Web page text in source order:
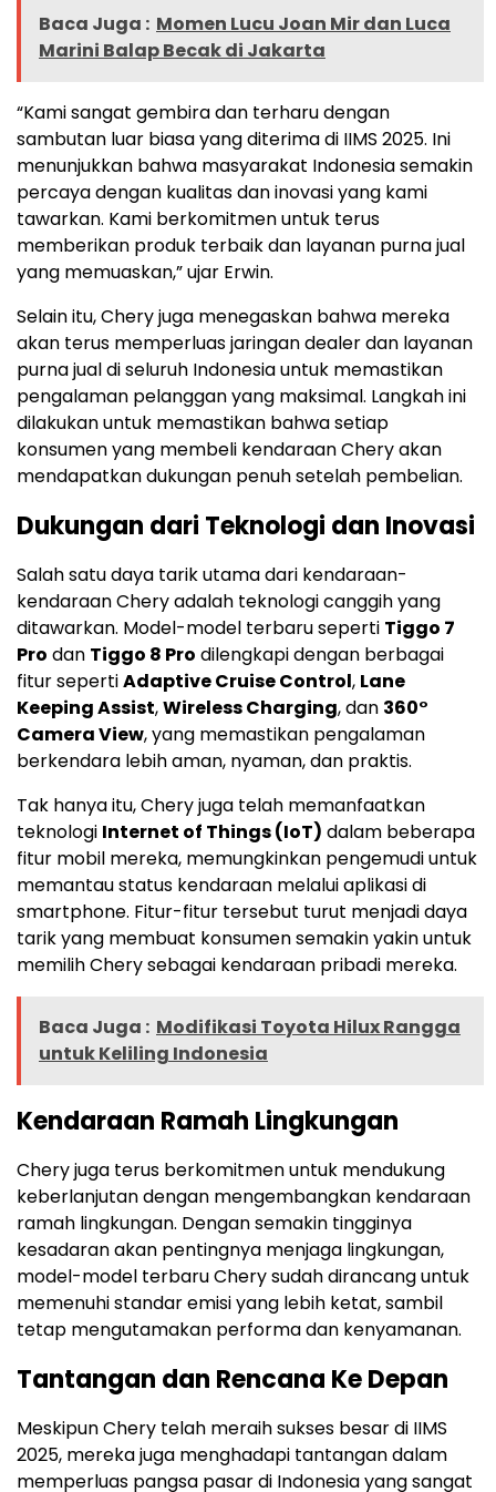
Baca Juga : Momen Lucu Joan Mir dan Luca
Marini Balap Becak di Jakarta
“Kami sangat gembira dan terharu dengan
sambutan luar biasa yang diterima di IIMS 2025. Ini
menunjukkan bahwa masyarakat Indonesia semakin
percaya dengan kualitas dan inovasi yang kami
tawarkan. Kami berkomitmen untuk terus
memberikan produk terbaik dan layanan purna jual
yang memuaskan,” ujar Erwin.
Selain itu, Chery juga menegaskan bahwa mereka
akan terus memperluas jaringan dealer dan layanan
purna jual di seluruh Indonesia untuk memastikan
pengalaman pelanggan yang maksimal. Langkah ini
dilakukan untuk memastikan bahwa setiap
konsumen yang membeli kendaraan Chery akan
mendapatkan dukungan penuh setelah pembelian.
Dukungan dari Teknologi dan Inovasi
Salah satu daya tarik utama dari kendaraan-
kendaraan Chery adalah teknologi canggih yang
ditawarkan. Model-model terbaru seperti Tiggo 7
Pro dan Tiggo 8 Pro dilengkapi dengan berbagai
fitur sepertiAdaptive Cruise Control, Lane
Keeping Assist,Wireless Charging, dan 360°
Camera View, yang memastikan pengalaman
berkendara lebih aman, nyaman, dan praktis.
Tak hanya itu, Chery juga telah memanfaatkan
teknologi Internet of Things (IoT) dalam beberapa
fitur mobil mereka, memungkinkan pengemudi untuk
memantau status kendaraan melalui aplikasi di
smartphone. Fitur-fitur tersebut turut menjadi daya
tarik yang membuat konsumen semakin yakin untuk
memilih Chery sebagai kendaraan pribadi mereka.
Baca Juga : Modifikasi Toyota Hilux Rangga
untuk Keliling Indonesia
Kendaraan Ramah Lingkungan
Chery juga terus berkomitmen untuk mendukung
keberlanjutan dengan mengembangkan kendaraan
ramah lingkungan. Dengan semakin tingginya
kesadaran akan pentingnya menjaga lingkungan,
model-model terbaru Chery sudah dirancang untuk
memenuhi standar emisi yang lebih ketat, sambil
tetap mengutamakan performa dan kenyamanan.
Tantangan dan Rencana Ke Depan
Meskipun Chery telah meraih sukses besar di IIMS
2025, mereka juga menghadapi tantangan dalam
memperluas pangsa pasar di Indonesia yang sangat